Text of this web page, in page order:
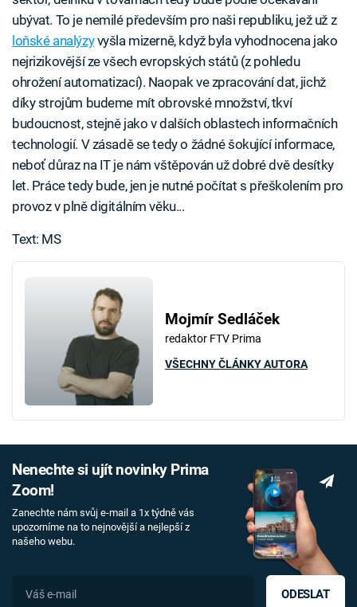
ubývat. To je nemilé především pro naši republiku, jež už z
loňské analýzyvyšla mizerně, když byla vyhodnocena jako
nejrizikovější ze všech evropských států (z pohledu
ohrožení automatizací). Naopak ve zpracování dat, jichž
díky strojům budeme mít obrovské množství, tkví
budoucnost, stejně jako v dalších oblastech informačních
technologií. V zásadě se tedy o žádné šokující informace,
neboť důraz na IT je nám vštěpován už dobré dvě desítky
let. Práce tedy bude, jen je nutné počítat s přeškolením pro
provoz v plně digitálním věku...
Text: MS
Mojmír Sedláček
redaktor FTV Prima
VŠECHNY ČLÁNKY AUTORA
Nenechte si ujít novinky Prima
Zoom!
Zanechte nám svůj e-mail a 1x týdně vás
upozorníme na to nejnovější a nejlepší z
našeho webu.
ODESLAT